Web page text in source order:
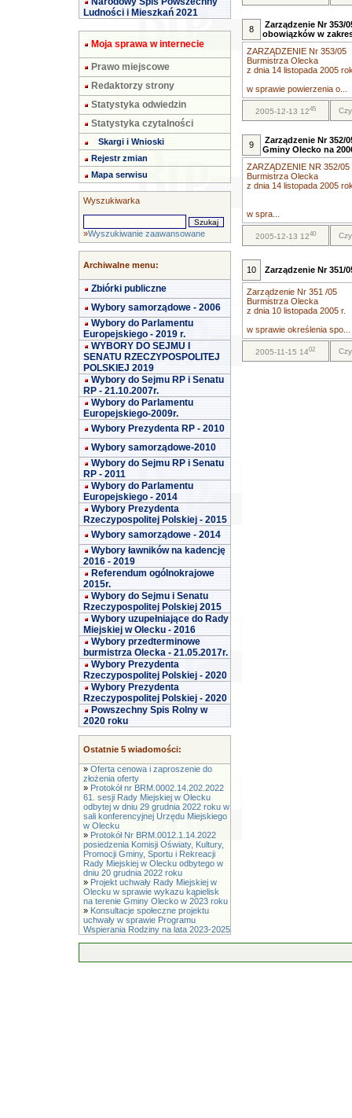
Ludności i Mieszkań 2021
Moja sprawa w internecie
Prawo miejscowe
Redaktorzy strony
Statystyka odwiedzin
Statystyka czytalności
Skargi i Wnioski
Rejestr zmian
Mapa serwisu
Wyszukiwarka
»Wyszukiwanie zaawansowane
Archiwalne menu:
Zbiórki publiczne
Wybory samorządowe - 2006
Wybory do Parlamentu
Europejskiego - 2019 r.
WYBORY DO SEJMU I
SENATU RZECZYPOSPOLITEJ
POLSKIEJ 2019
Wybory do Sejmu RP i Senatu
RP - 21.10.2007r.
Wybory do Parlamentu
Europejskiego-2009r.
Wybory Prezydenta RP - 2010
Wybory samorządowe-2010
Wybory do Sejmu RP i Senatu
RP - 2011
Wybory do Parlamentu
Europejskiego - 2014
Wybory Prezydenta
Rzeczypospolitej Polskiej - 2015
Wybory samorządowe - 2014
Wybory ławników na kadencję
2016 - 2019
Referendum ogólnokrajowe
2015r.
Wybory do Sejmu i Senatu
Rzeczypospolitej Polskiej 2015
Wybory uzupełniające do Rady
Miejskiej w Olecku - 2016
Wybory przedterminowe
burmistrza Olecka - 21.05.2017r.
Wybory Prezydenta
Rzeczypospolitej Polskiej - 2020
Wybory Prezydenta
Rzeczypospolitej Polskiej - 2020
Powszechny Spis Rolny w
2020 roku
Ostatnie 5 wiadomości:
» Oferta cenowa i zaproszenie do
złożenia oferty
» Protokół nr BRM.0002.14.202.2022
61. sesji Rady Miejskiej w Olecku
odbytej w dniu 29 grudnia 2022 roku w
sali konferencyjnej Urzędu Miejskiego
w Olecku
» Protokół Nr BRM.0012.1.14.2022
posiedzenia Komisji Oświaty, Kultury,
Promocji Gminy, Sportu i Rekreacji
Rady Miejskiej w Olecku odbytego w
dniu 20 grudnia 2022 roku
» Projekt uchwały Rady Miejskiej w
Olecku w sprawie wykazu kąpielisk
na terenie Gminy Olecko w 2023 roku
» Konsultacje społeczne projektu
uchwały w sprawie Programu
Wspierania Rodziny na lata 2023-2025
8
Zarządzenie Nr 353/
obowiązków w
ZARZĄDZENIE Nr 353/05
Burmistrza Olecka
z dnia 14 listopada 2005
w sprawie powierzenia o...
2005-12-13 1245
9
Zarządzenie Nr 352/
Gminy Olecko na
ZARZĄDZENIE NR 352/05
Burmistrza Olecka
z dnia 14 listopada 2005
w spra...
2005-12-13 1240
10 Zarządzenie Nr 351/
Zarządzenie Nr 351 /05
Burmistrza Olecka
z dnia 10 listopada 2005 r.
w sprawie określenia spo...
2005-11-15 1402